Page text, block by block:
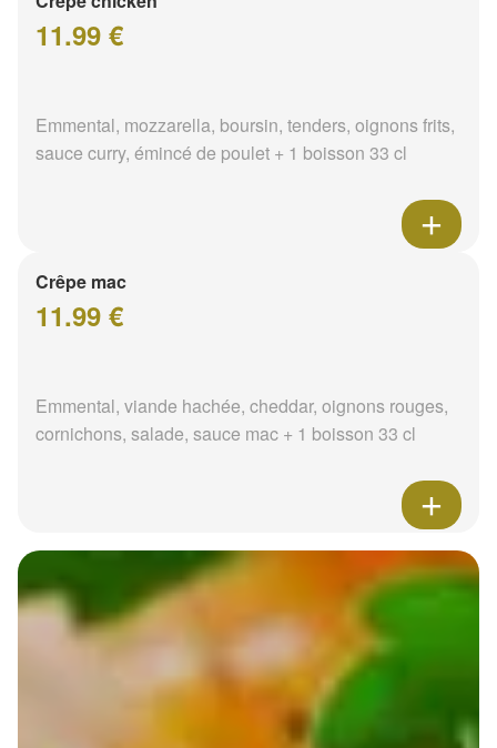
11.99 €
Emmental, mozzarella, boursin, tenders, oignons frits,
sauce curry, émincé de poulet + 1 boisson 33 cl
Crêpe mac
11.99 €
Emmental, viande hachée, cheddar, oignons rouges,
cornichons, salade, sauce mac + 1 boisson 33 cl